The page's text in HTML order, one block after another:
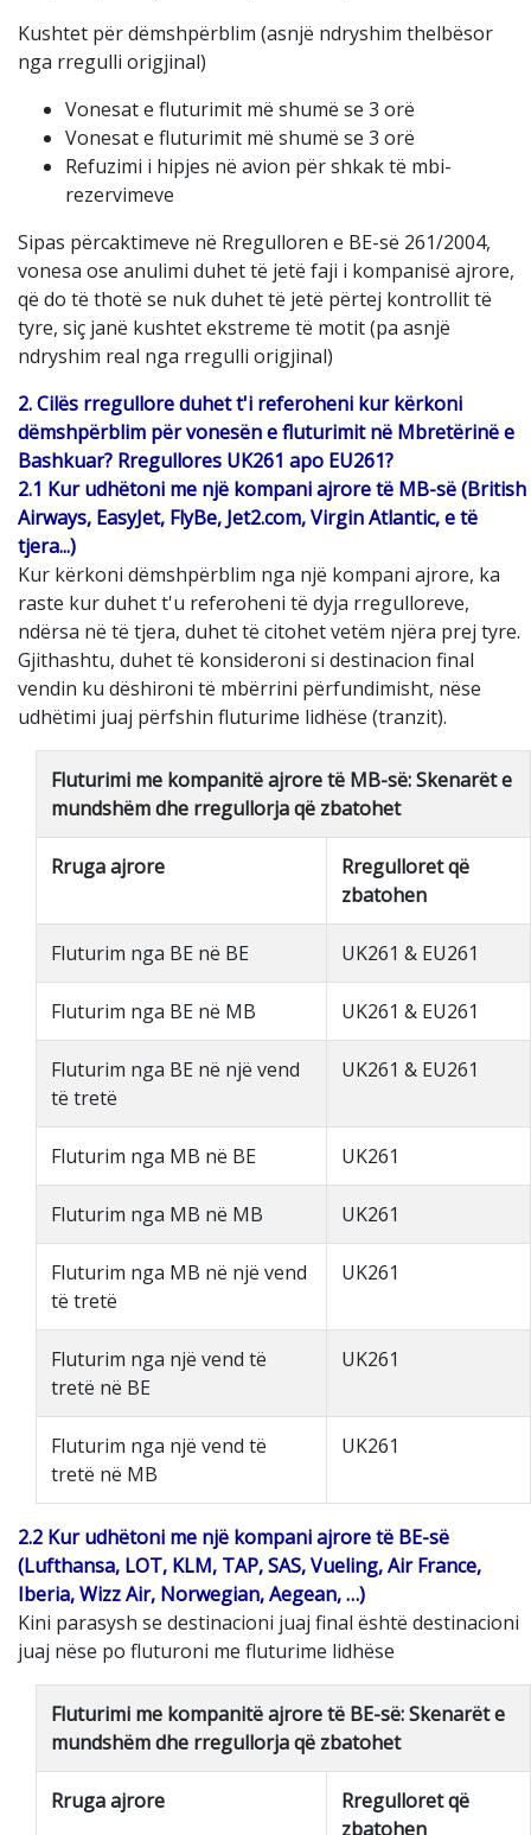
Kushtet për dëmshpërblim (asnjë ndryshim thelbësor
nga rregulli origjinal)
Vonesat e fluturimit më shumë se 3 orë
Vonesat e fluturimit më shumë se 3 orë
Refuzimi i hipjes në avion për shkak të mbi-
rezervimeve
Sipas përcaktimeve në Rregulloren e BE-së 261/2004,
vonesa ose anulimi duhet të jetë faji i kompanisë ajrore,
që do të thotë se nuk duhet të jetë përtej kontrollit të
tyre, siç janë kushtet ekstreme të motit (pa asnjë
ndryshim real nga rregulli origjinal)
2. Cilës rregullore duhet t'i referoheni kur kërkoni
dëmshpërblim për vonesën e fluturimit në Mbretërinë e
Bashkuar? Rregullores UK261 apo EU261?
2.1 Kur udhëtoni me një kompani ajrore të MB-së (British
Airways, EasyJet, FlyBe, Jet2.com, Virgin Atlantic, e të
tjera...)
Kur kërkoni dëmshpërblim nga një kompani ajrore, ka
raste kur duhet t'u referoheni të dyja rregulloreve,
ndërsa në të tjera, duhet të citohet vetëm njëra prej tyre.
Gjithashtu, duhet të konsideroni si destinacion final
vendin ku dëshironi të mbërrini përfundimisht, nëse
udhëtimi juaj përfshin fluturime lidhëse (tranzit).
Fluturimi me kompanitë ajrore të MB-së: Skenarët e
mundshëm dhe rregullorja që zbatohet
Rruga ajrore
Rregulloret që
zbatohen
Fluturim nga BE në BE UK261 & EU261
Fluturim nga BE në MB UK261 & EU261
Fluturim nga BE në një vend
të tretë
UK261 & EU261
Fluturim nga MB në BE UK261
Fluturim nga MB në MB UK261
Fluturim nga MB në një vend
të tretë
UK261
Fluturim nga një vend të
tretë në BE
UK261
Fluturim nga një vend të
tretë në MB
UK261
2.2 Kur udhëtoni me një kompani ajrore të BE-së
(Lufthansa, LOT, KLM, TAP, SAS, Vueling, Air France,
Iberia, Wizz Air, Norwegian, Aegean, …)
Kini parasysh se destinacioni juaj final është destinacioni
juaj nëse po fluturoni me fluturime lidhëse
Fluturimi me kompanitë ajrore të BE-së: Skenarët e
mundshëm dhe rregullorja që zbatohet
Rruga ajrore
Rregulloret që
zbatohen